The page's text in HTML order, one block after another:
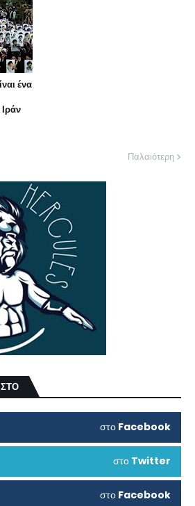
ένα
Παλαιότερη
στο Facebook
στο Twitter
στο Facebook